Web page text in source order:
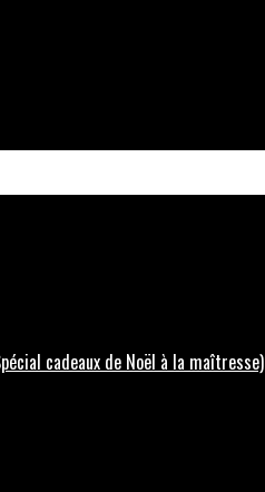
cadeaux de Noël à la maîtresse)